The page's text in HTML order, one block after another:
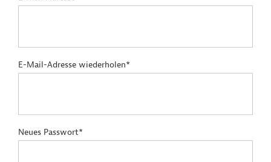
E-Mail-Adresse wiederholen*
Neues Passwort*